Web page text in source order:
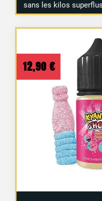
sans les kilos
12,90 €